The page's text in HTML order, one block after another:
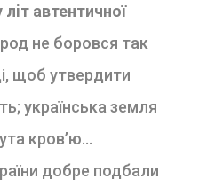
автентичної
не боровся так
щоб утвердити
українська земля
кров’ю…
добре подбали